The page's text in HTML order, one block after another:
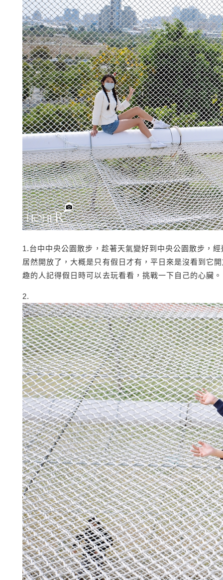
1.台中中央公園散步，趁著天氣變好到中央公園散步，
居然開放了，大概是只有假日才有，平日來是沒看到它
趣的人記得假日時可以去玩看看，挑戰一下自己的心臟。
2.